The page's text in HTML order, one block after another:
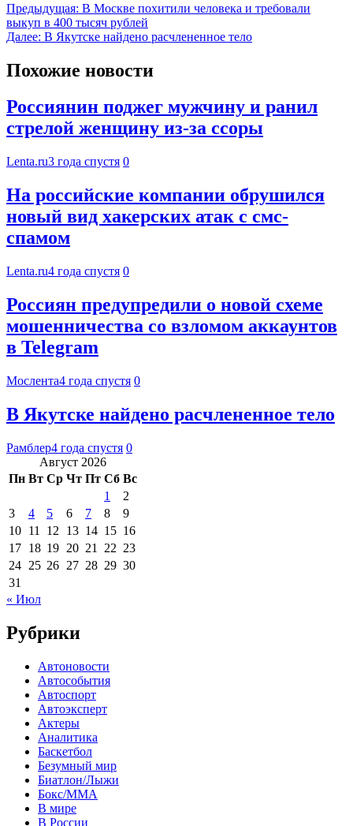
Предыдущая: В Москве похитили человека и требовали
выкуп в 400 тысяч рублей
Далее: В Якутске найдено расчлененное тело
Похожие новости
Россиянин поджег мужчину и ранил
стрелой женщину из-за ссоры
Lenta.ru3 года спустя 0
На российские компании обрушился
новый вид хакерских атак с смс-
спамом
Lenta.ru4 года спустя 0
Россиян предупредили о новой схеме
мошенничества со взломом аккаунтов
в Telegram
Мослента4 года спустя 0
В Якутске найдено расчлененное тело
Рамблер4 года спустя 0
Август 2026
Пн Вт Ср Чт Пт Сб Вс
1
2
3
4 5 6 7 8
9
10 11 12 13 14 15 16
17 18 19 20 21 22 23
24 25 26 27 28 29 30
31
« Июл
Рубрики
Автоновости
Автособытия
Автоспорт
Автоэксперт
Актеры
Аналитика
Баскетбол
Безумный мир
Биатлон/Лыжи
Бокс/MMA
В мире
В России